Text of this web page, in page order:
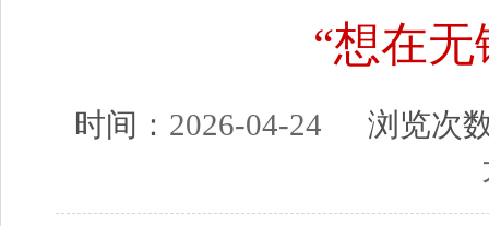
“想在
时间： 2026-04-24 浏览次